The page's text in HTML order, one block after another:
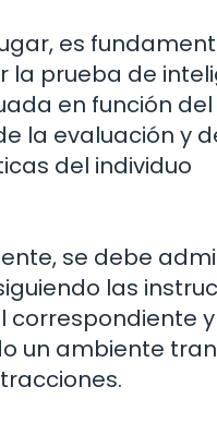
es
la prueba de
en función del
la evaluación y
del individuo
se debe
las
correspondiente y
un ambiente